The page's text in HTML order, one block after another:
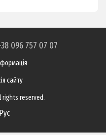
096 757 07 07
сайту
rights reserved.
Рус